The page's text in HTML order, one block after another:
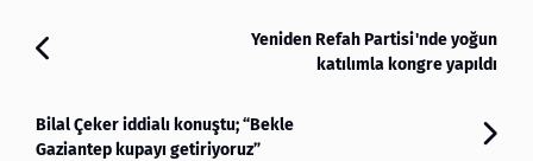
Yeniden Refah Partisi'nde yoğun
katılımla kongre yapıldı
Bilal Çeker iddialı konuştu; “Bekle
Gaziantep kupayı getiriyoruz”